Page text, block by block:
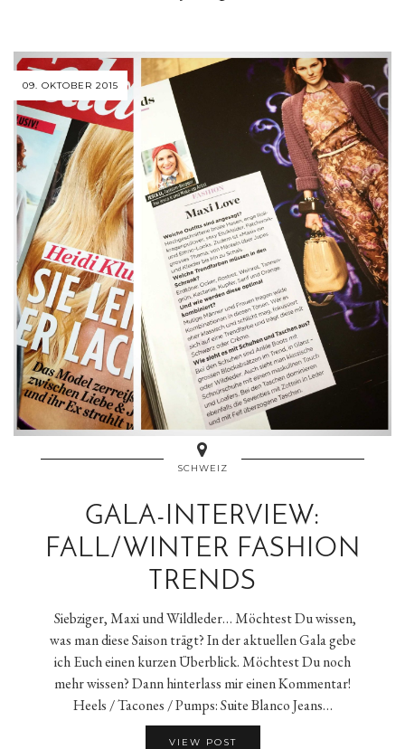
09. OKTOBER 2015
SCHWEIZ
GALA-INTERVIEW:
FALL/WINTER FASHION
TRENDS
Siebziger, Maxi und Wildleder… Möchtest Du wissen,
was man diese Saison trägt? In der aktuellen Gala gebe
ich Euch einen kurzen Überblick. Möchtest Du noch
mehr wissen? Dann hinterlass mir einen Kommentar!
Heels / Tacones / Pumps: Suite Blanco Jeans…
VIEW POST